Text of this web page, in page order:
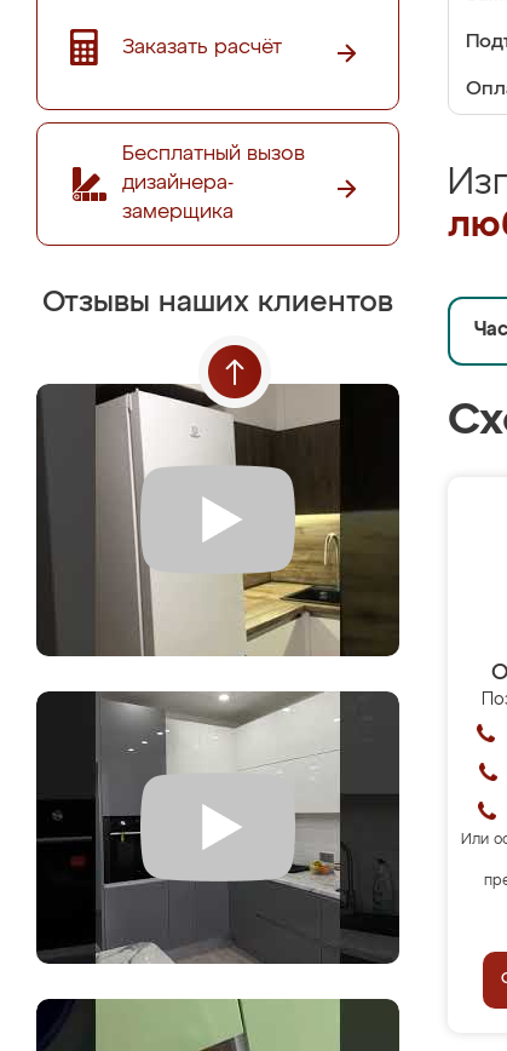
Заказать расчёт
Бесплатный вызов
дизайнера-
замерщика
Отзывы наших клиентов
Или